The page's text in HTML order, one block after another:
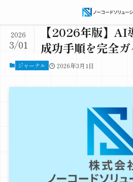
【2026年版】
成功手順を完全
2026
3/01
ジャーナル 2026年3月1日